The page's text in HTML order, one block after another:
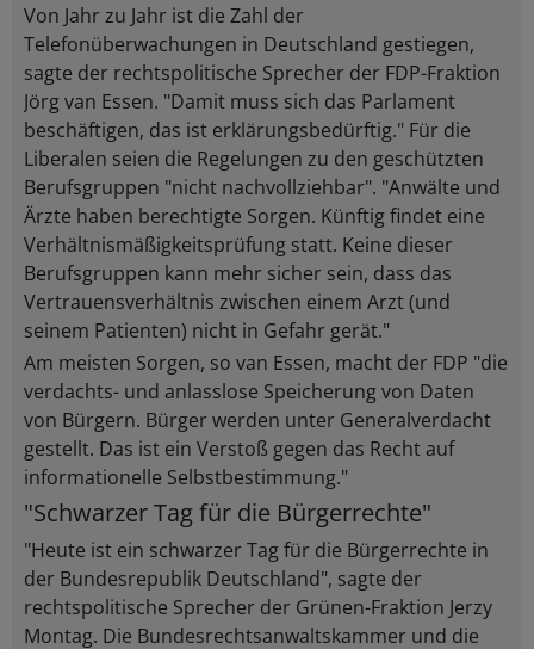
Von Jahr zu Jahr ist die Zahl der
Telefonüberwachungen in Deutschland gestiegen,
sagte der rechtspolitische Sprecher der FDP-Fraktion
Jörg van Essen. "Damit muss sich das Parlament
beschäftigen, das ist erklärungsbedürftig." Für die
Liberalen seien die Regelungen zu den geschützten
Berufsgruppen "nicht nachvollziehbar". "Anwälte und
Ärzte haben berechtigte Sorgen. Künftig findet eine
Verhältnismäßigkeitsprüfung statt. Keine dieser
Berufsgruppen kann mehr sicher sein, dass das
Vertrauensverhältnis zwischen einem Arzt (und
seinem Patienten) nicht in Gefahr gerät."
Am meisten Sorgen, so van Essen, macht der FDP "die
verdachts- und anlasslose Speicherung von Daten
von Bürgern. Bürger werden unter Generalverdacht
gestellt. Das ist ein Verstoß gegen das Recht auf
informationelle Selbstbestimmung."
"Schwarzer Tag für die Bürgerrechte"
"Heute ist ein schwarzer Tag für die Bürgerrechte in
der Bundesrepublik Deutschland", sagte der
rechtspolitische Sprecher der Grünen-Fraktion Jerzy
Montag. Die Bundesrechtsanwaltskammer und die